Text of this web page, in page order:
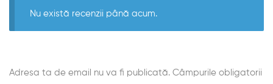
Nu există recenzii până acum.
Adresa ta de email nu va fi publicată. Câmpurile obligatorii